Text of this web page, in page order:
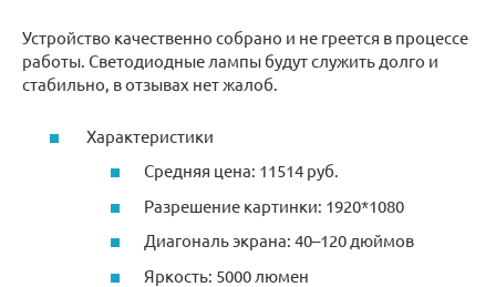
Устройство качественно собрано и не греется в процессе
работы. Светодиодные лампы будут служить долго и
стабильно, в отзывах нет жалоб.
Характеристики
Средняя цена: 11514 руб.
Разрешение картинки: 1920*1080
Диагональ экрана: 40–120 дюймов
Яркость: 5000 люмен